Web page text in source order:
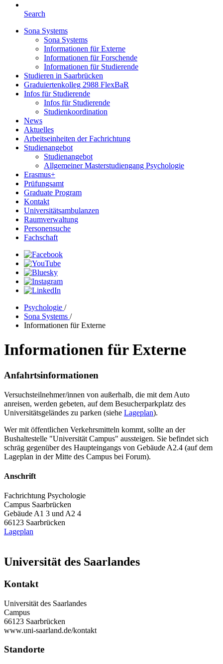
Search
Sona Systems
Sona Systems
Informationen für Externe
Informationen für Forschende
Informationen für Studierende
Studieren in Saarbrücken
Graduiertenkolleg 2988 FlexBaR
Infos für Studierende
Infos für Studierende
Studienkoordination
News
Aktuelles
Arbeitseinheiten der Fachrichtung
Studienangebot
Studienangebot
Allgemeiner Masterstudiengang Psychologie
Erasmus+
Prüfungsamt
Graduate Program
Kontakt
Universitätsambulanzen
Raumverwaltung
Personensuche
Fachschaft
Psychologie /
Sona Systems /
Informationen für Externe
Informationen für Externe
Anfahrtsinformationen
Versuchsteilnehmer/innen von außerhalb, die mit dem Auto
anreisen, werden gebeten, auf dem Besucherparkplatz des
Universitätsgeländes zu parken (siehe Lageplan).
Wer mit öffentlichen Verkehrsmitteln kommt, sollte an der
Bushaltestelle "Universität Campus" aussteigen. Sie befindet sich
schräg gegenüber des Haupteingangs von Gebäude A2.4 (auf dem
Lageplan in der Mitte des Campus bei Forum).
Anschrift
Fachrichtung Psychologie
Campus Saarbrücken
Gebäude A1 3 und A2 4
66123 Saarbrücken
Lageplan
Universität des Saarlandes
Kontakt
Universität des Saarlandes
Campus
66123 Saarbrücken
www.uni-saarland.de/kontakt
Standorte